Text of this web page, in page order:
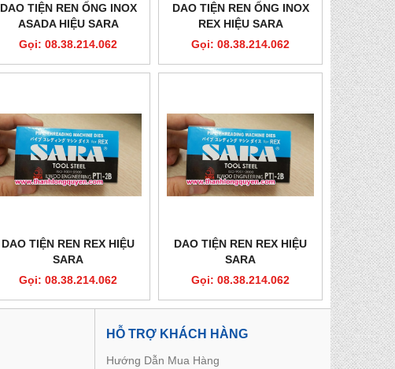
DAO TIỆN REN ỐNG INOX
ASADA HIỆU SARA
Gọi: 08.38.214.062
DAO TIỆN REN ỐNG INOX
REX HIỆU SARA
Gọi: 08.38.214.062
DAO TIỆN REN REX HIỆU
SARA
Gọi: 08.38.214.062
DAO TIỆN REN REX HIỆU
SARA
Gọi: 08.38.214.062
HỖ TRỢ KHÁCH HÀNG
Hướng Dẫn Mua Hàng